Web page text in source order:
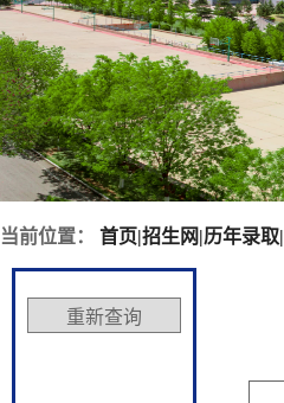
当前位置： 首页|招生网|历年录取|